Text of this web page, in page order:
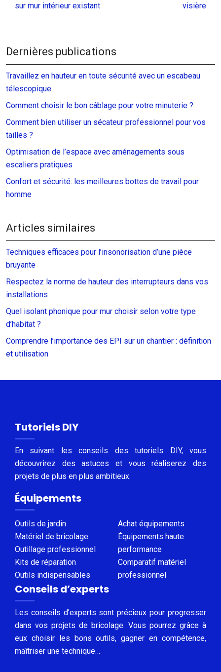
sur mur intérieur existant
visière
Dernières publications
Travaillez en hauteur en toute sécurité avec un escabeau
télescopique
Comment choisir le bon câblage pour votre minuterie ?
Comment bien utiliser un sécateur professionnel pour vos
tailles ?
Optimisation de l’espace avec aménagements sous
escaliers pratiques
Confort et sécurité: les meilleures bottes de travail pour
homme
Articles similaires
Techniques efficaces pour l’insonorisation d’une pièce
bruyante
Respectez la norme de hauteur des interrupteurs dans vos
installations
Quel isolant phonique pour mur choisir selon votre type
d’habitat ?
Comprendre l’importance des EPI sur un chantier : définition
et utilisation
Tutoriels DIY
En suivant les conseils des tutoriels DIY, vous
découvrirez des astuces et vous réaliserez des
projets de plus en plus ambitieux.
Équipements
Outils de jardin
Matériel de bricolage
Outillage professionnel
Kits de réparation
Outils indispensables
Achat équipements
Équipements haute
performance
Comparatif matériel
professionnel
Conseils d’experts
Les conseils d’experts sont précieux pour progresser
dans vos projets de bricolage. Vous pourrez grâce à
eux choisir les bons outils, gagner en compétence,
maîtriser une technique…